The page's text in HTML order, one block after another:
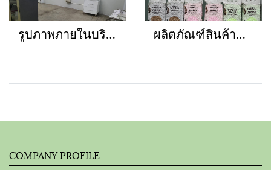
รูปภาพภายในบริษัท ผลิตภัณฑ์สินค้าของบริษัท
COMPANY PROFILE